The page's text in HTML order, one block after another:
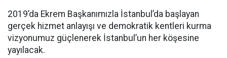
2019’da Ekrem Başkanımızla İstanbul’da başlayan
gerçek hizmet anlayışı ve demokratik kentleri kurma
vizyonumuz güçlenerek İstanbul’un her köşesine
yayılacak.